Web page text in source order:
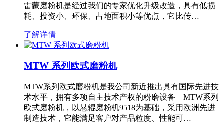
雷蒙磨粉机是经过我们的专家优化升级改造，具有低损
耗、投资小、环保、占地面积小等优点，它比传…
了解详情
MTW 系列欧式磨粉机
MTW系列欧式磨粉机是我公司新近推出具有国际先进技
术水平，拥有多项自主技术产权的粉磨设备—MTW系列
欧式磨粉机，以悬辊磨粉机9518为基础，采用欧洲先进
制造技术，它能满足客户对产品粒度、性能可…